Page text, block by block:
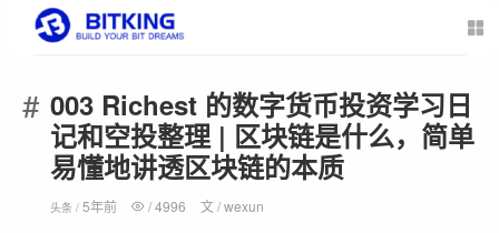
003 Richest 的数字货币投资学习日
记和空投整理 | 区块链是什么，简单
易懂地讲透区块链的本质
头条 / 5年前 /4996 文 /wexun